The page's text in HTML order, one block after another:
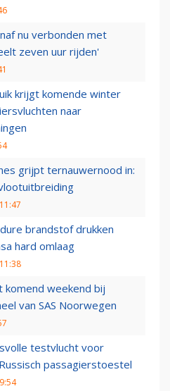
nu verbonden met
zeven uur rijden'
krijgt komende winter
naar
grijpt ternauwernood in:
brandstof drukken
hard omlaag
komend weekend bij
van SAS Noorwegen
testvlucht voor
passagierstoestel